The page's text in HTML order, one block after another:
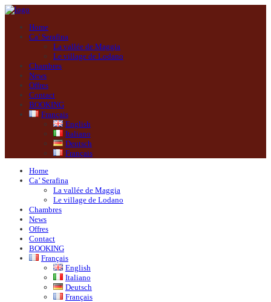
Home
Ca’ Serafina
La vallée de Maggia
Le village de Lodano
Chambres
News
Offres
Contact
BOOKING
Français
English
Italiano
Deutsch
Français
Home
Ca’ Serafina
La vallée de Maggia
Le village de Lodano
Chambres
News
Offres
Contact
BOOKING
Français
English
Italiano
Deutsch
Français